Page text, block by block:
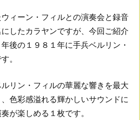
ィーン・フィルとの演奏会と録音
したカラヤンですが、今回ご紹介
後の１９８１年に手兵ベルリン・
。
リン・フィルの華麗な響きを最大
色彩感溢れる輝かしいサウンドに
が楽しめる１枚です。